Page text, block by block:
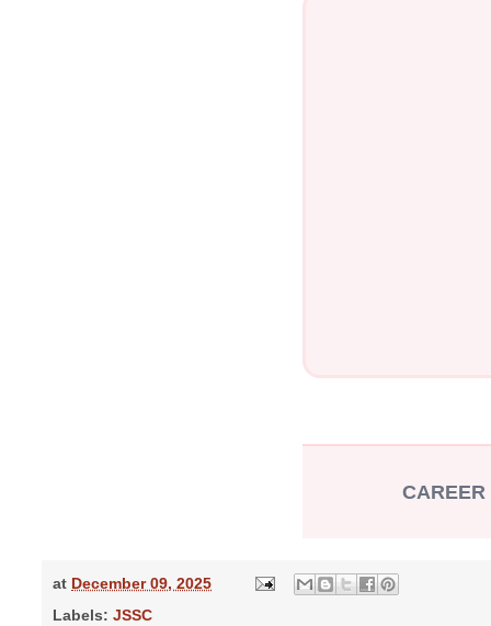
at December 09, 2025
Labels: JSSC